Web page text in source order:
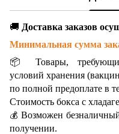
🚚 Доставка заказов
Минимальная сумма
📦 Товары,
условий хранения
по полной предоплате в
Стоимость бокса с
💰 Возможен
получении.